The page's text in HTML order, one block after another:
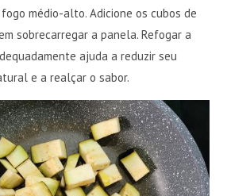
médio-alto. Adicione os cubos de
sobrecarregar a panela. Refogar a
ajuda a reduzir seu
e a realçar o sabor.